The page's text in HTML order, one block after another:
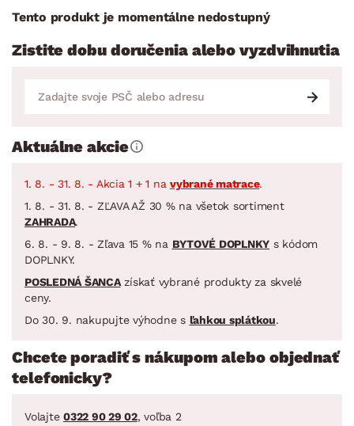
Tento produkt je momentálne nedostupný
Zistite dobu doručenia alebo vyzdvihnutia
Aktuálne akcie
1. 8. - 31. 8. - Akcia 1 + 1 na vybrané matrace.
1. 8. - 31. 8. - ZĽAVA AŽ 30 % na všetok sortiment
ZAHRADA.
6. 8. - 9. 8. - Zľava 15 % na BYTOVÉ DOPLNKY s kódom
DOPLNKY.
POSLEDNÁ ŠANCAzískať vybrané produkty za skvelé
ceny.
Do 30. 9. nakupujte výhodne s ľahkou splátkou.
Chcete poradiť s nákupom alebo objednať
telefonicky?
Volajte 0322 90 29 02, voľba 2